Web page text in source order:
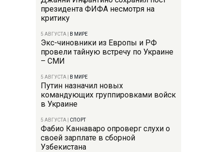
президента ФИФА несмотря на
критику
5 АВГУСТА В МИРЕ
Экс-чиновники из Европы и РФ
провели тайную встречу по Украине
– СМИ
5 АВГУСТА В МИРЕ
Путин назначил новых
командующих группировками войск
в Украине
5 АВГУСТА СПОРТ
Фабио Каннаваро опроверг слухи о
своей зарплате в сборной
Узбекистана